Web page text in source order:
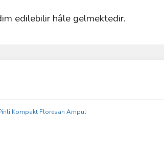
edilebilir hâle gelmektedir.